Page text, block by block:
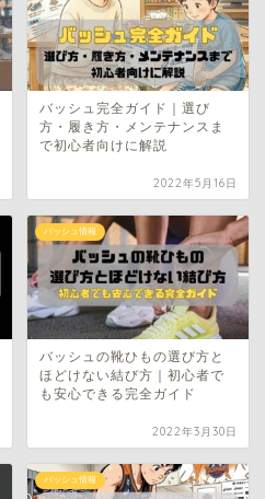
バッシュ完全ガイド｜選び
方・履き方・メンテナンスま
で初心者向けに解説
2022年5月16日
バッシュ情報
バッシュの靴ひもの選び方と
ほどけない結び方｜初心者で
も安心できる完全ガイド
2022年3月30日
バッシュ情報